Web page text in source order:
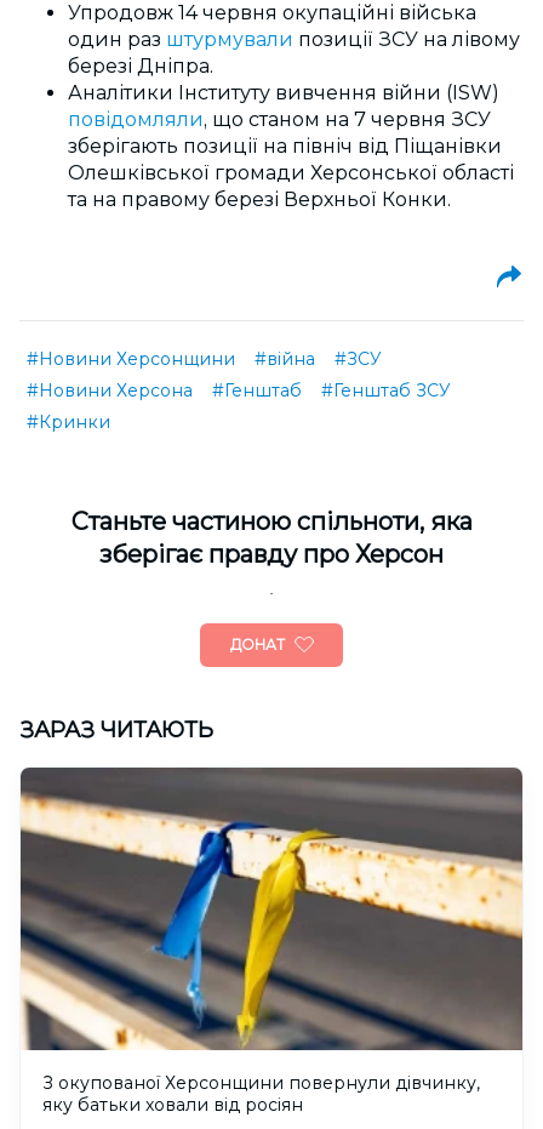
Упродовж 14 червня окупаційні війська
один раз штурмували позиції ЗСУ на лівому
березі Дніпра.
Аналітики Інституту вивчення війни (ISW)
повідомляли, що станом на 7 червня ЗСУ
зберігають позиції на північ від Піщанівки
Олешківської громади Херсонської області
та на правому березі Верхньої Конки.
#Новини Херсонщини #війна
#ЗСУ
#Новини Херсона
#Генштаб
#Генштаб ЗСУ
#Кринки
Cтаньте частиною спільноти, яка
зберігає правду про Херсон
ДОНАТ
ЗАРАЗ ЧИТАЮТЬ
З окупованої Херсонщини повернули дівчинку,
яку батьки ховали від росіян